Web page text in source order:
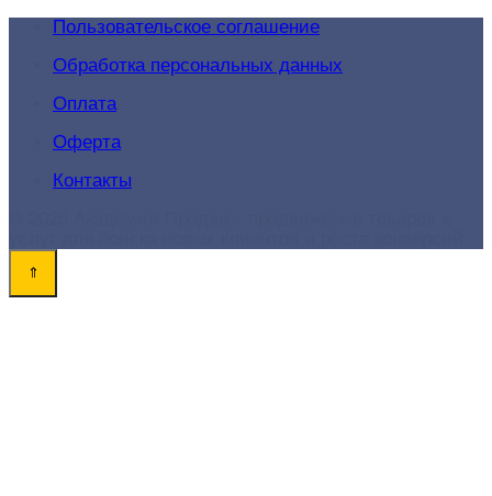
Пользовательское соглашение
Обработка персональных данных
Оплата
Оферта
Контакты